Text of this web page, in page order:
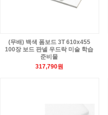
(무배) 백색 폼보드 3T 610x455
100장 보드 판넬 우드락 미술 학습
준비물
317,790원